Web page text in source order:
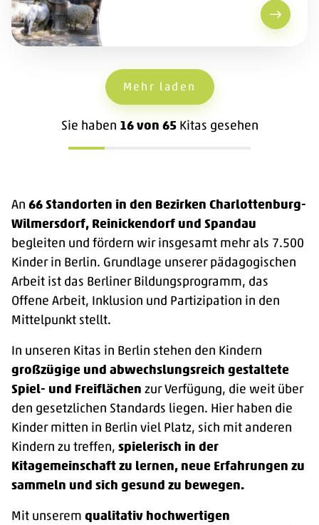
Kita
Mehr laden
Sie haben 16von 65 Kitas gesehen
An 66 Standorten in den Bezirken Charlottenburg-
Wilmersdorf, Reinickendorf und Spandau
begleiten und fördern wir insgesamt mehr als 7.500
Kinder in Berlin. Grundlage unserer pädagogischen
Arbeit ist das Berliner Bildungsprogramm, das
Offene Arbeit, Inklusion und Partizipation in den
Mittelpunkt stellt.
In unseren Kitas in Berlin stehen den Kindern
großzügige und abwechslungsreich gestaltete
Spiel- und Freiflächen zur Verfügung, die weit über
den gesetzlichen Standards liegen. Hier haben die
Kinder mitten in Berlin viel Platz, sich mit anderen
Kindern zu treffen, spielerisch in der
Kitagemeinschaft zu lernen, neue Erfahrungen zu
sammeln und sich gesund zu bewegen.
Mit unserem qualitativ hochwertigen